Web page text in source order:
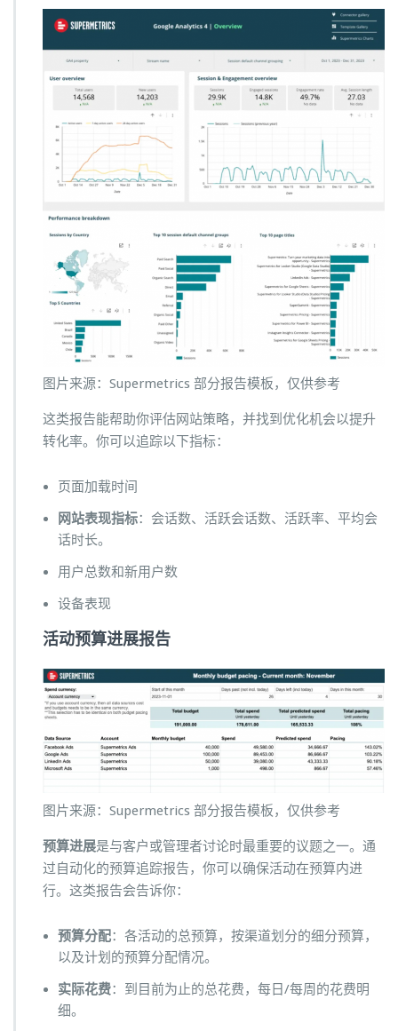
图片来源：Supermetrics 部分报告模板，仅供参考
这类报告能帮助你评估网站策略，并找到优化机会以提升
转化率。你可以追踪以下指标：
页面加载时间
网站表现指标：会话数、活跃会话数、活跃率、平均会
话时长。
用户总数和新用户数
设备表现
活动预算进展报告
图片来源：Supermetrics 部分报告模板，仅供参考
预算进展是与客户或管理者讨论时最重要的议题之一。通
过自动化的预算追踪报告，你可以确保活动在预算内进
行。这类报告会告诉你：
预算分配：各活动的总预算，按渠道划分的细分预算，
以及计划的预算分配情况。
实际花费：到目前为止的总花费，每日/每周的花费明
细。